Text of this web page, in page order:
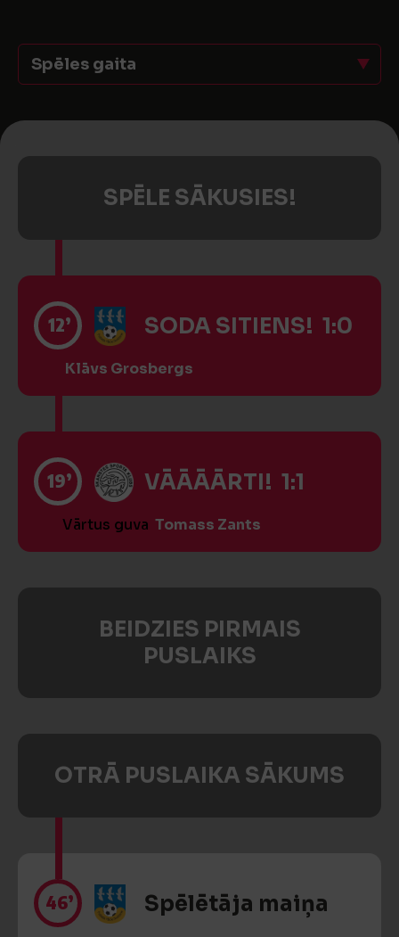
Spēles gaita
SPĒLE SĀKUSIES!
12’ SODA SITIENS! 1:0
Klāvs Grosbergs
19’ VĀĀĀĀRTI! 1:1
Vārtus guva Tomass Zants
BEIDZIES PIRMAIS
PUSLAIKS
OTRĀ PUSLAIKA SĀKUMS
46’ Spēlētāja maiņa